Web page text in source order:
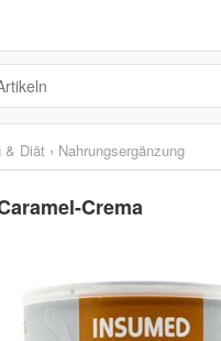
& Diät › Nahrungsergänzung
Crema